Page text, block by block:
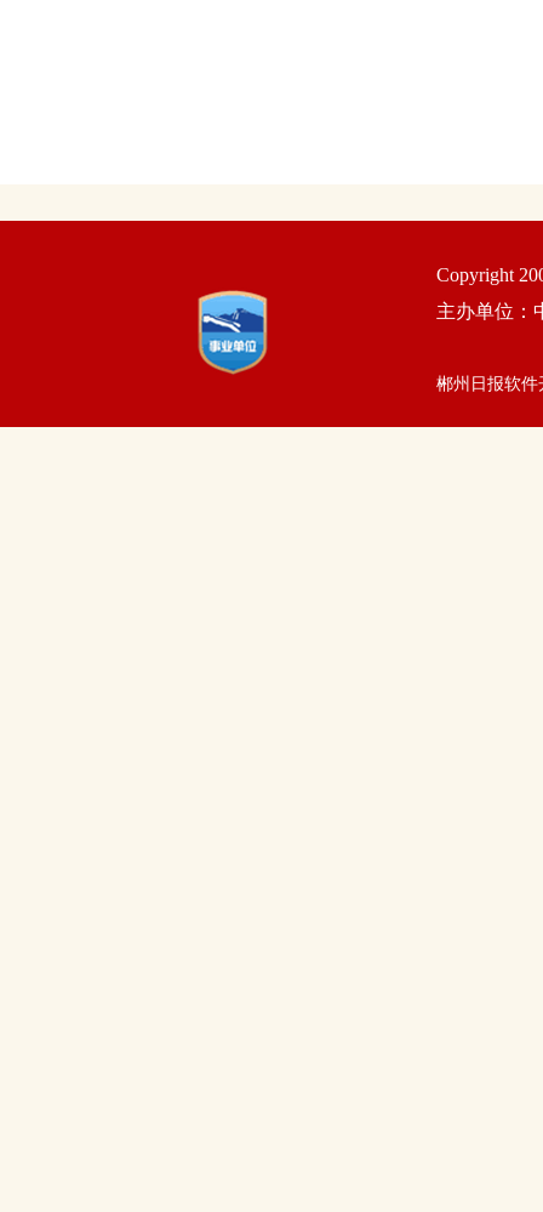
Copyright
主办单位：
郴州日报软